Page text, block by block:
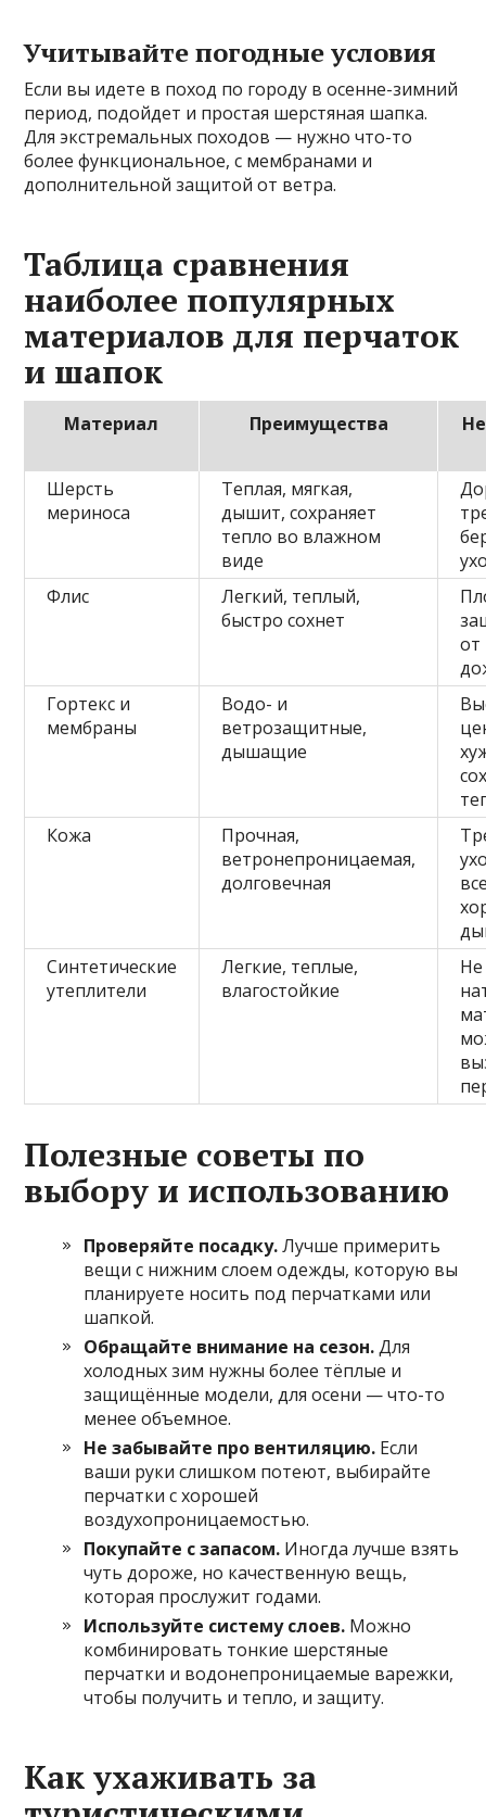
Учитывайте погодные условия
Если вы идете в поход по городу в осенне-зимний
период, подойдет и простая шерстяная шапка.
Для экстремальных походов — нужно что-то
более функциональное, с мембранами и
дополнительной защитой от ветра.
Таблица сравнения
наиболее популярных
материалов для перчаток
и шапок
Материал Преимущества
Шерсть
мериноса
Теплая, мягкая,
дышит, сохраняет
тепло во влажном
виде
Флис
Легкий, теплый,
быстро сохнет
от
Гортекс и
мембраны
Водо- и
ветрозащитные,
дышащие
Кожа
Прочная,
ветронепроницаемая,
долговечная
Синтетические
утеплители
Легкие, теплые,
влагостойкие
Не
Полезные советы по
выбору и использованию
Проверяйте посадку.Лучше примерить
вещи с нижним слоем одежды, которую вы
планируете носить под перчатками или
шапкой.
Обращайте внимание на сезон.Для
холодных зим нужны более тёплые и
защищённые модели, для осени — что-то
менее объемное.
Не забывайте про вентиляцию. Если
ваши руки слишком потеют, выбирайте
перчатки с хорошей
воздухопроницаемостью.
Покупайте с запасом. Иногда лучше взять
чуть дороже, но качественную вещь,
которая прослужит годами.
Используйте систему слоев. Можно
комбинировать тонкие шерстяные
перчатки и водонепроницаемые варежки,
чтобы получить и тепло, и защиту.
Как ухаживать за